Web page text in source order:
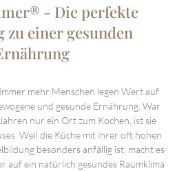
- Die perfekte
zu einer gesunden
mehr Menschen legen Wert auf
und gesunde Ernährung. War
nur ein Ort zum Kochen, ist sie
Weil die Küche mit ihrer oft hohen
besonders anfällig ist, macht es
auf ein natürlich gesundes Raumklima